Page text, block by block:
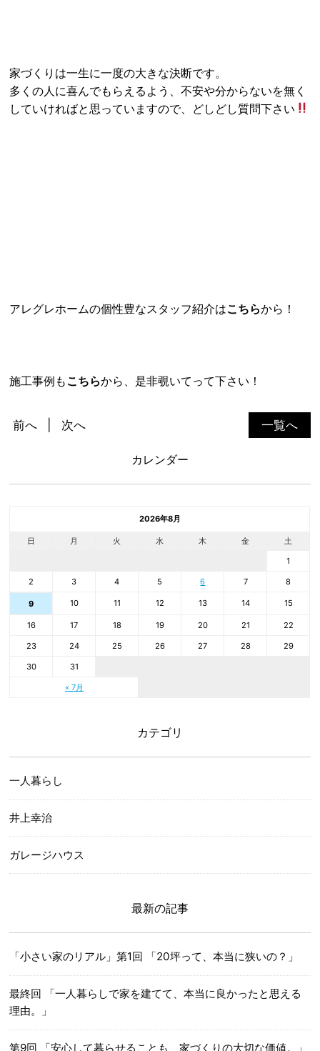
家づくりは一生に一度の大きな決断です。
多くの人に喜んでもらえるよう、不安や分からないを無く
していければと思っていますので、どしどし質問下さい
アレグレホームの個性豊なスタッフ紹介はこちらから！
施工事例もこちらから、是非覗いてって下さい！
一覧へ
前へ 次へ
カレンダー
2026年8月
日 月 火 水 木 金 土
« 7月
1
2 3 4 5 6 7 8
9 10 11 12 13 14 15
16 17 18 19 20 21 22
23 24 25 26 27 28 29
30 31
カテゴリ
一人暮らし
井上幸治
ガレージハウス
最新の記事
「小さい家のリアル」第1回 「20坪って、本当に狭いの？」
最終回 「一人暮らしで家を建てて、本当に良かったと思える
理由。」
第9回 「安心して暮らせることも、家づくりの大切な価値。」